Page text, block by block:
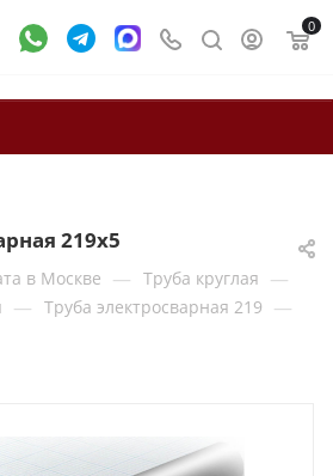
0
219х5
в Москве — Труба круглая —
— Труба электросварная 219 —